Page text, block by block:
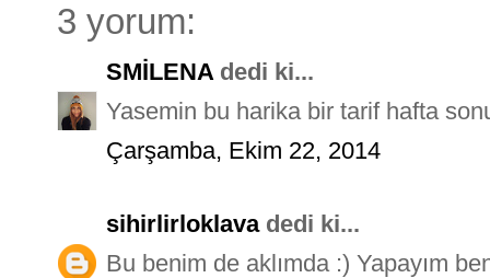
3 yorum:
SMİLENA dedi ki...
Yasemin bu harika bir tarif hafta
Çarşamba, Ekim 22, 2014
sihirlirloklavadedi ki...
Bu benim de aklımda :) Yapayım